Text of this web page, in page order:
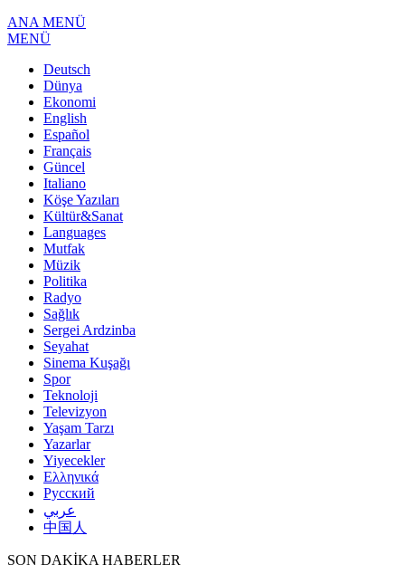
ANA MENÜ
MENÜ
Deutsch
Dünya
Ekonomi
English
Español
Français
Güncel
Italiano
Köşe Yazıları
Kültür&Sanat
Languages
Mutfak
Müzik
Politika
Radyo
Sağlık
Sergei Ardzinba
Seyahat
Sinema Kuşağı
Spor
Teknoloji
Televizyon
Yaşam Tarzı
Yazarlar
Yiyecekler
Ελληνικά
Русский
عربي
中国人
SON DAKİKA HABERLER